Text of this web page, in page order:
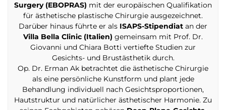
Surgery (EBOPRAS) mit der europäischen Qualifikation
für ästhetische plastische Chirurgie ausgezeichnet.
Darüber hinaus führte er als ISAPS-Stipendiat an der
Villa Bella Clinic (Italien) gemeinsam mit Prof. Dr.
Giovanni und Chiara Botti vertiefte Studien zur
Gesichts- und Brustästhetik durch.
Op. Dr. Erman Ak betrachtet die ästhetische Chirurgie
als eine persönliche Kunstform und plant jede
Behandlung individuell nach Gesichtsproportionen,
Hautstruktur und natürlicher ästhetischer Harmonie. Zu